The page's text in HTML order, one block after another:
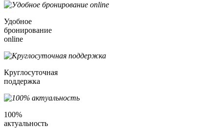
Удобное
бронирование
online
Круглосуточная
поддержка
100%
актуальность